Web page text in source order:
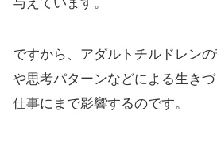
ですから、アダルトチルドレン
や思考パターンなどによる生き
仕事にまで影響するのです。